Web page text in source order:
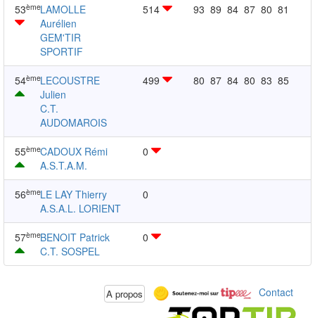
53èmeLAMOLLE
Aurélien
GEM'TIR
SPORTIF
514 93 89 84 87 80 81
54èmeLECOUSTRE
Julien
C.T.
AUDOMAROIS
499 80 87 84 80 83 85
55èmeCADOUX Rémi
A.S.T.A.M.
0
56èmeLE LAY Thierry
A.S.A.L. LORIENT
0
57èmeBENOIT Patrick
C.T. SOSPEL
0
A propos Contact